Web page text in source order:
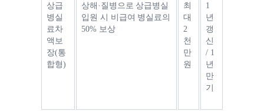
상급
병실
료차
액보
장(통
합형)
상해·질병으로 상급병실
입원 시 비급여 병실료의
50% 보상
최
대
2
천
만
원
1
년
갱
신
/ 1
년
만
기